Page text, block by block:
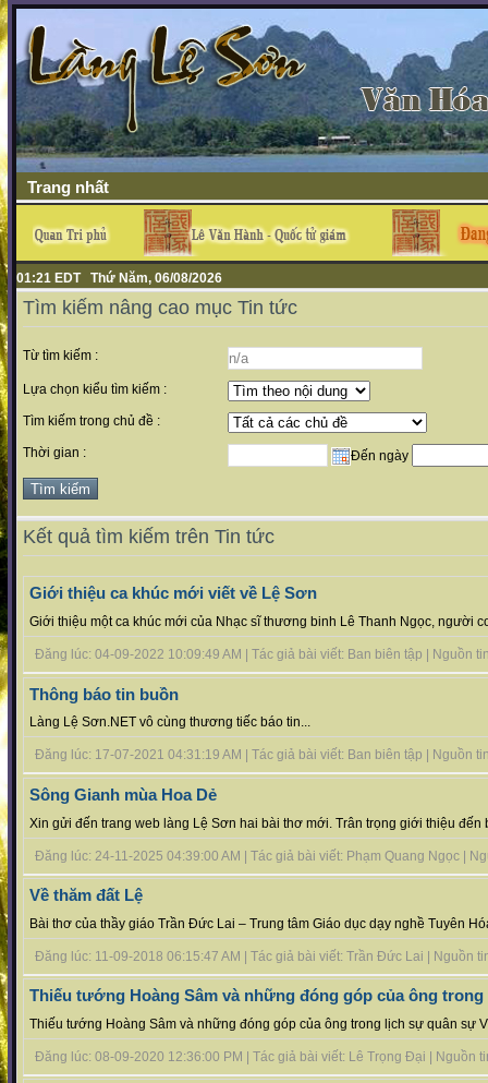
Trang nhất
01:21 EDT Thứ Năm, 06/08/2026
Tìm kiếm nâng cao mục Tin tức
Từ tìm kiếm :
Lựa chọn kiểu tìm kiếm :
Tìm kiếm trong chủ đề :
Thời gian : Đến ngày
Kết quả tìm kiếm trên Tin tức
Giới thiệu ca khúc mới viết về Lệ Sơn
Giới thiệu một ca khúc mới của Nhạc sĩ thương binh Lê Thanh Ngọc, người
Đăng lúc: 04-09-2022 10:09:49 AM | Tác giả bài viết: Ban biên tập | Nguồn
Thông báo tin buồn
Làng Lệ Sơn.NET vô cùng thương tiếc báo tin...
Đăng lúc: 17-07-2021 04:31:19 AM | Tác giả bài viết: Ban biên tập | Nguồn
Sông Gianh mùa Hoa Dẻ
Xin gửi đến trang web làng Lệ Sơn hai bài thơ mới. Trân trọng giới thiệu đến
Đăng lúc: 24-11-2025 04:39:00 AM | Tác giả bài viết: Phạm Quang Ngọc |
Về thăm đất Lệ
Bài thơ của thầy giáo Trần Đức Lai – Trung tâm Giáo dục dạy nghề Tuyên
Đăng lúc: 11-09-2018 06:15:47 AM | Tác giả bài viết: Trần Đức Lai | Nguồn
Thiếu tướng Hoàng Sâm và những đóng góp của ông
Thiếu tướng Hoàng Sâm và những đóng góp của ông trong lịch sự quân sự
Đăng lúc: 08-09-2020 12:36:00 PM | Tác giả bài viết: Lê Trọng Đại | Nguồn